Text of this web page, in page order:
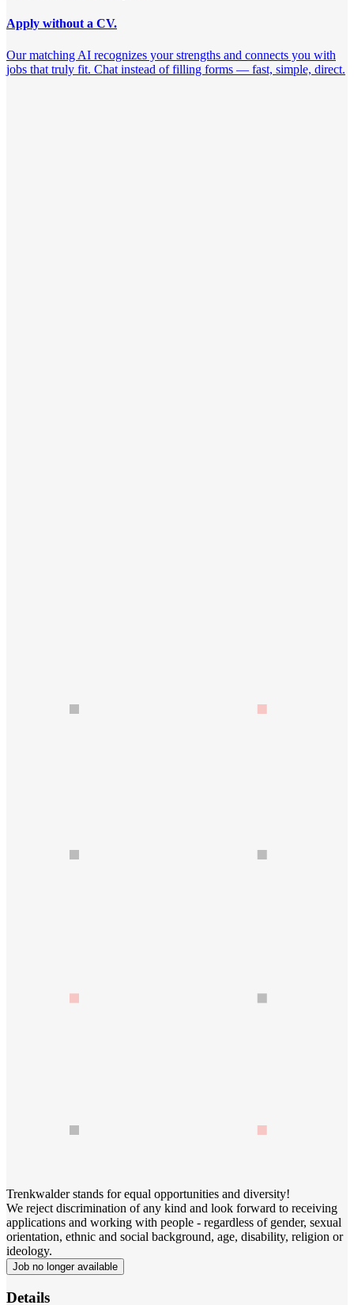
Apply without a CV.
Our matching AI recognizes your strengths and connects you with
jobs that truly fit. Chat instead of filling forms — fast, simple, direct.
Trenkwalder stands for equal opportunities and diversity!
We reject discrimination of any kind and look forward to receiving
applications and working with people - regardless of gender, sexual
orientation, ethnic and social background, age, disability, religion or
ideology.
Job no longer available
Details